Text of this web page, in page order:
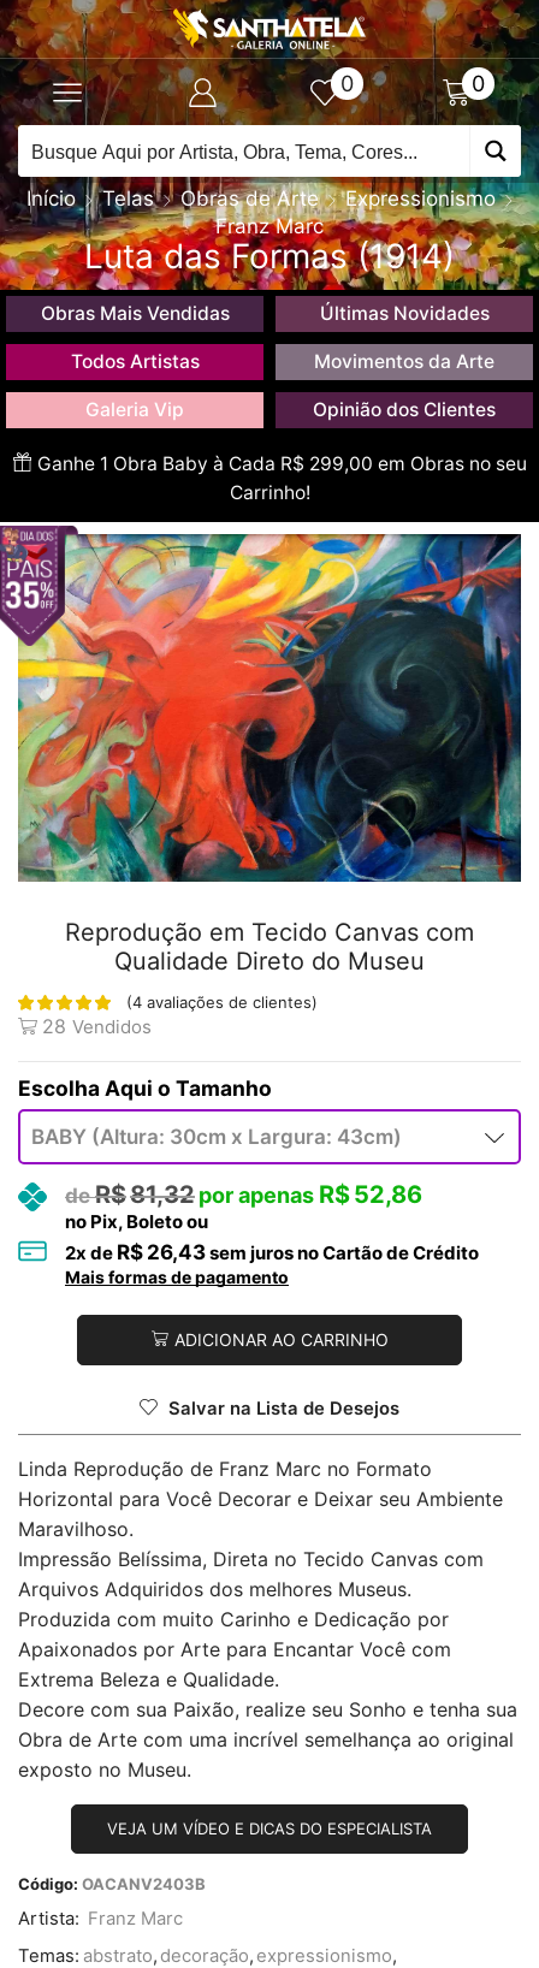
0 0
Início Telas Obras de Arte
Expressionismo
Franz Marc
Luta das Formas (1914)
Obras Mais Vendidas Últimas Novidades
Todos Artistas Movimentos da Arte
Galeria Vip Opinião dos Clientes
Ganhe 1 Obra Baby à Cada R$ 299,00 em Obras no seu
Carrinho!
Reprodução em Tecido Canvas com
Qualidade Direto do Museu
(4 avaliações de clientes)
28 Vendidos
Tamanho
R$81,32 R$52,86
no Pix, Boleto ou
2x de R$ 26,43sem juros no Cartão de Crédito
Mais formas de pagamento
ADICIONAR AO CARRINHO
Salvar na Lista de Desejos
Linda Reprodução de Franz Marc no Formato
Horizontal para Você Decorar e Deixar seu Ambiente
Maravilhoso.
Impressão Belíssima, Direta no Tecido Canvas com
Arquivos Adquiridos dos melhores Museus.
Produzida com muito Carinho e Dedicação por
Apaixonados por Arte para Encantar Você com
Extrema Beleza e Qualidade.
Decore com sua Paixão, realize seu Sonho e tenha sua
Obra de Arte com uma incrível semelhança ao original
exposto no Museu.
VEJA UM VÍDEO E DICAS DO ESPECIALISTA
Código: OACANV2403B
Artista: Franz Marc
Temas: abstrato, decoração, expressionismo,